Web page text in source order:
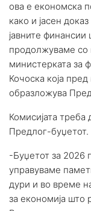
ова е економска
како и јасен
јавните
продолжуваме со
министерката за
Кочоска која
образложува
Комисијата
Предлог-буџетот.
-Буџетот за 2026
управуваме
дури и во време
за економија што